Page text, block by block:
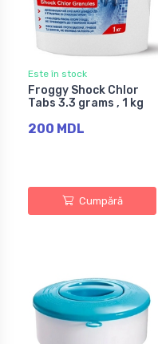
Este în stock
Froggy Shock Chlor
Tabs 3.3 grams , 1 kg
200 MDL
Cumpără